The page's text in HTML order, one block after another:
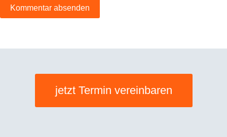
Kommentar absenden
jetzt Termin vereinbaren